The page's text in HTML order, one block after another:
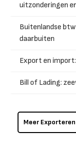
uitzonderingen
Buitenlandse
daarbuiten
Export en
Bill of Lading:
Meer Exporteren